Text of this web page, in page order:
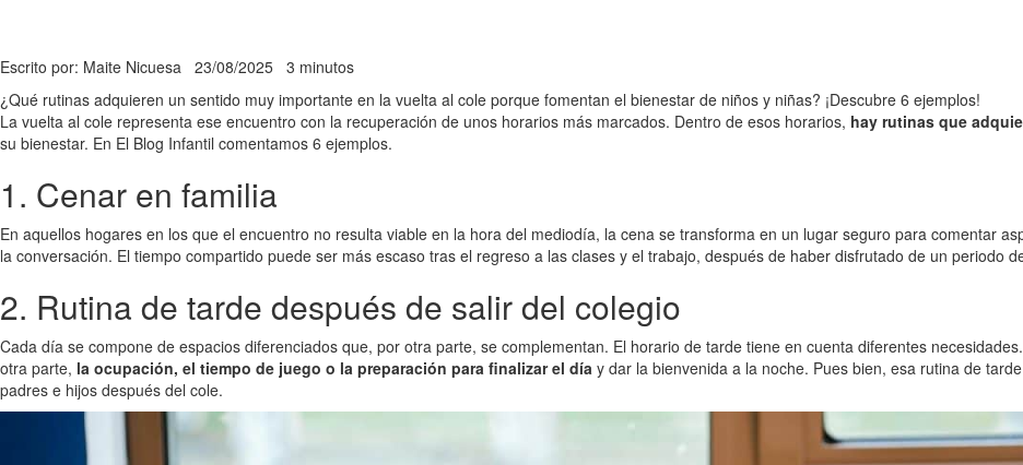
Escrito por: Maite Nicuesa 23/08/2025 3 minutos
¿Qué rutinas adquieren un sentido muy importante en la vuelta al cole porque fomentan el bienestar de niños y niñas? ¡Descubre 6 ejemplos!
La vuelta al cole representa ese encuentro con la recuperación de unos horarios más marcados. Dentro de esos horarios, hay rutinas que
su bienestar. En El Blog Infantil comentamos 6 ejemplos.
1. Cenar en familia
En aquellos hogares en los que el encuentro no resulta viable en la hora del mediodía, la cena se transforma en un lugar seguro para comentar
la conversación. El tiempo compartido puede ser más escaso tras el regreso a las clases y el trabajo, después de haber disfrutado de un periodo
2. Rutina de tarde después de salir del colegio
Cada día se compone de espacios diferenciados que, por otra parte, se complementan. El horario de tarde tiene en cuenta diferentes
otra parte, la ocupación, el tiempo de juego o la preparación para finalizar el día y dar la bienvenida a la noche. Pues bien, esa rutina de
padres e hijos después del cole.